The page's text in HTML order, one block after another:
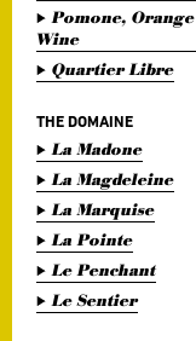
Pomone, Orange
Wine
Quartier Libre
THE DOMAINE
La Madone
La Magdeleine
La Marquise
La Pointe
Le Penchant
Le Sentier